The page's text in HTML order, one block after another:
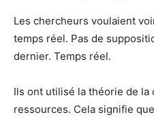
Les chercheurs voulaient
temps réel. Pas de
dernier. Temps réel.
Ils ont utilisé la théorie de la
ressources. Cela signifie